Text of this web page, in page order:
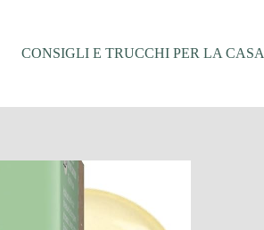
CONSIGLI E TRUCCHI PER LA CASA